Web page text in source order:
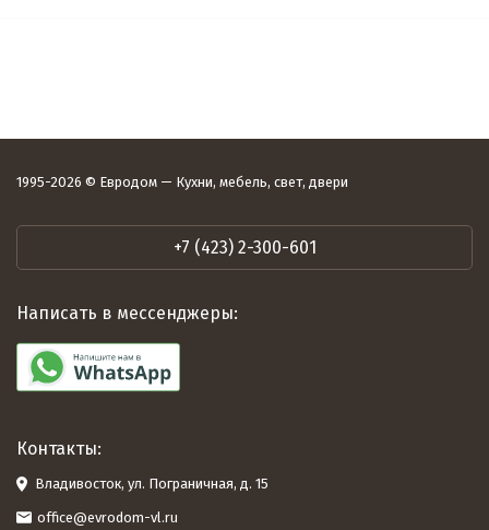
1995-2026 © Евродом — Кухни, мебель, свет, двери
+7 (423) 2-300-601
Написать в мессенджеры:
Контакты:
Владивосток, ул. Пограничная, д. 15
office@evrodom-vl.ru